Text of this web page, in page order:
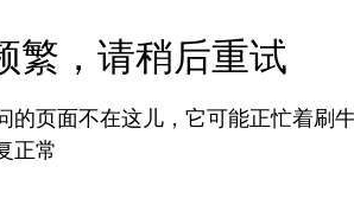
繁，请稍后重试
的页面不在这儿，它可能正忙着刷
正常